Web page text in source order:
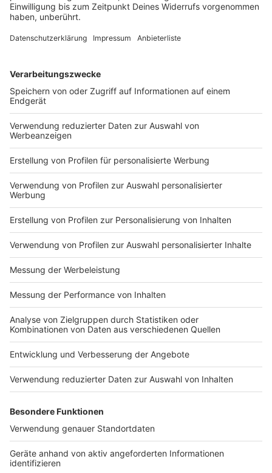
Im Duell mit Sassuolo Calcio holt der Fußball-
Bundesligist einen 0:2-Rückstand auf und tankt
Saison.
DEINE GEMERKTEN ARTIKEL
Du hast dir noch keine Artikel gemerkt
Markiere sie hierfür mit einem
Impressum
Nutzungsbedingungen
Jobs
Presse
Werben
Archiv
ANTENNE BAYERN GROUP
Stiftung ANTENNE BAYERN
Kontakt
Studio-Hotline
Verkehrs-Hotline
Newsletter